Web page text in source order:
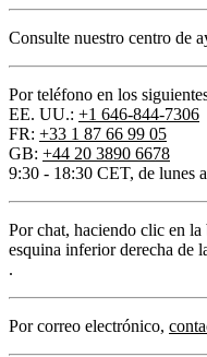
Consulte nuestro centro de
Por teléfono en los
EE. UU.: +1 646-844-7306
FR: +33 1 87 66 99 05
GB: +44 20 3890 6678
9:30 - 18:30 CET, de lunes
Por chat, haciendo clic en la
esquina inferior derecha de
.
Por correo electrónico,